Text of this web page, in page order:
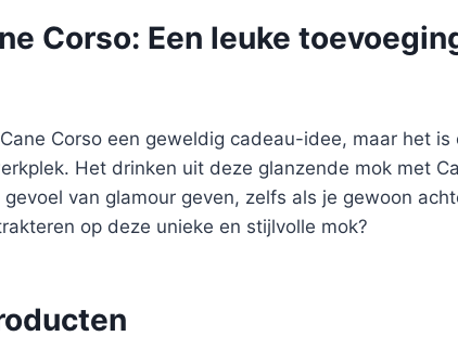
Corso: Een leuke
Corso een geweldig cadeau-idee, maar het is
Het drinken uit deze glanzende mok met
van glamour geven, zelfs als je gewoon
op deze unieke en stijlvolle mok?